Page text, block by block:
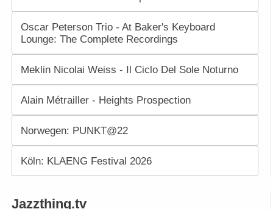
Oscar Peterson Trio - At Baker's Keyboard
Lounge: The Complete Recordings
Meklin Nicolai Weiss - Il Ciclo Del Sole Noturno
Alain Métrailler - Heights Prospection
Norwegen: PUNKT@22
Köln: KLAENG Festival 2026
Jazzthing.tv